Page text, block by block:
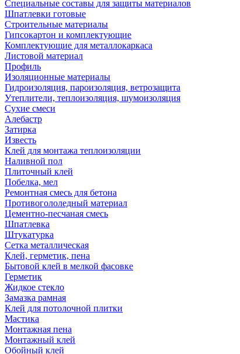
Специальные составы для защиты материалов
Шпатлевки готовые
Строительные материалы
Гипсокартон и комплектующие
Комплектующие для металлокаркаса
Листовой материал
Профиль
Изоляционные материалы
Гидроизоляция, пароизоляция, ветрозащита
Утеплители, теплоизоляция, шумоизоляция
Сухие смеси
Алебастр
Затирка
Известь
Клей для монтажа теплоизоляции
Наливной пол
Плиточный клей
Побелка, мел
Ремонтная смесь для бетона
Противогололедный материал
Цементно-песчаная смесь
Шпатлевка
Штукатурка
Сетка металлическая
Клей, герметик, пена
Бытовой клей в мелкой фасовке
Герметик
Жидкое стекло
Замазка рамная
Клей для потолочной плитки
Мастика
Монтажная пена
Монтажный клей
Обойный клей